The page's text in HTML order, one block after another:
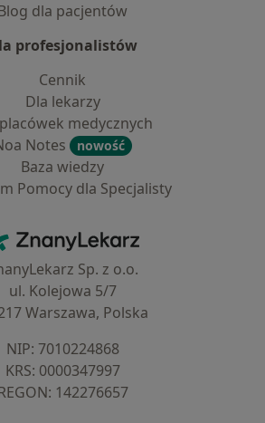
dla pacjentów
profesjonalistów
Cennik
Dla lekarzy
medycznych
Notes
nowość
Baza wiedzy
Pomocy dla Specjalisty
ZnanyLekarz - Strona główna
Sp. z o.o.
ul. Kolejowa 5/7
Warszawa, Polska
NIP: ⁠7010224868
KRS: ⁠0000347997
⁠142276657